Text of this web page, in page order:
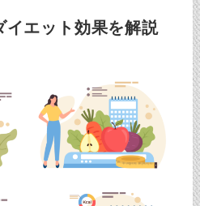
イエット効果を解説